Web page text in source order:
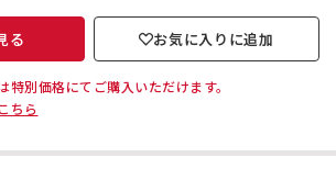
る お気に入りに追加
別価格にてご購入いただけます。
ちら